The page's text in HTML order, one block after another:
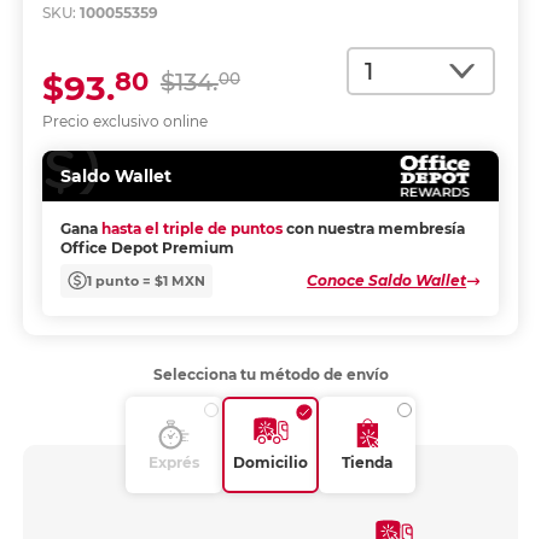
SKU: 100055359
Cantidad
Precio exclusivo online
$134.00
$93.80
Saldo Wallet
Gana hasta el triple de puntos con nuestra membresía
Office Depot Premium
1 punto = $1 MXN Conoce Saldo Wallet
Selecciona tu método de envío
Exprés Domicilio Tienda